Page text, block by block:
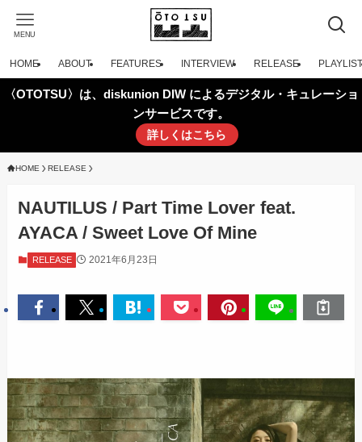
MENU
HOME ABOUT FEATURES INTERVIEW RELEASE PLAYLIST
〈OTOTSU〉は、diskunion DIW によるデジタル・キュレーショ
ンサービスです。
詳しくはこちら
HOME RELEASE
NAUTILUS / Part Time Lover feat.
AYACA / Sweet Love Of Mine
RELEASE 2021年6月23日